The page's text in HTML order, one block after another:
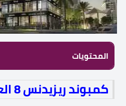
المحتويات
كمبوند ريزيدنس 8 العاصمة الادارية